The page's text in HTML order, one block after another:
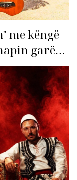
me këngë
garën